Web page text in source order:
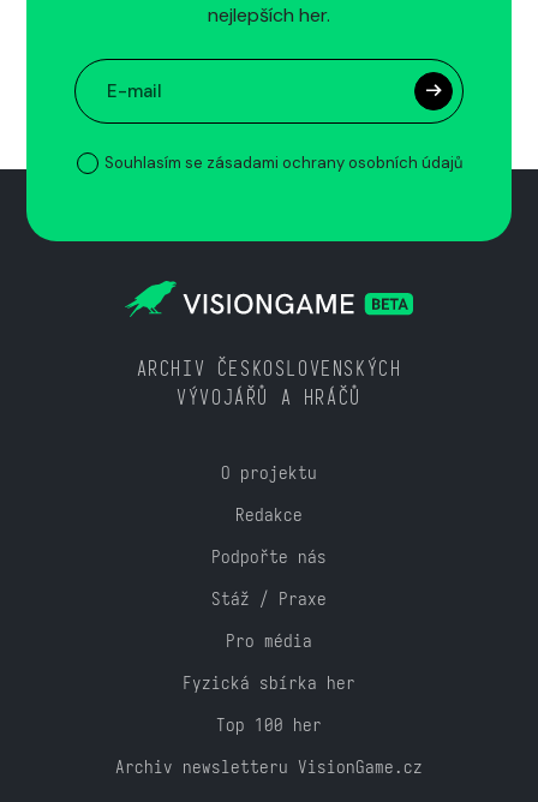
nejlepších her.
Souhlasím se zásadami ochrany osobních údajů
ARCHIV ČESKOSLOVENSKÝCH
VÝVOJÁŘŮ A HRÁČŮ
O projektu
Redakce
Podpořte nás
Stáž / Praxe
Pro média
Fyzická sbírka her
Top 100 her
Archiv newsletteru VisionGame.cz